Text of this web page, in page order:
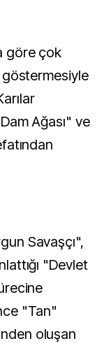
göre çok
göstermesiyle
Ağası" ve
Savaşçı",
"Devlet
"Tan"
oluşan